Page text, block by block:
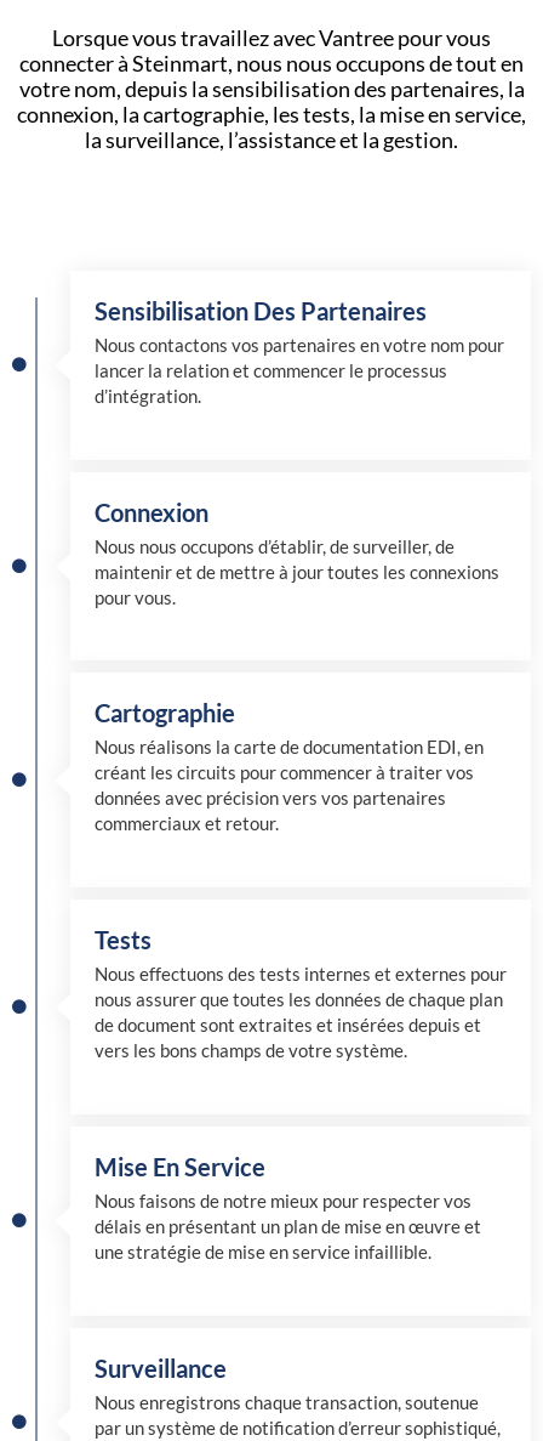
Lorsque vous travaillez avec Vantree pour vous
connecter à Steinmart, nous nous occupons de tout en
votre nom, depuis la sensibilisation des partenaires, la
connexion, la cartographie, les tests, la mise en service,
la surveillance, l’assistance et la gestion.
Sensibilisation Des Partenaires
Nous contactons vos partenaires en votre nom pour
lancer la relation et commencer le processus
d’intégration.
Connexion
Nous nous occupons d’établir, de surveiller, de
maintenir et de mettre à jour toutes les connexions
pour vous.
Cartographie
Nous réalisons la carte de documentation EDI, en
créant les circuits pour commencer à traiter vos
données avec précision vers vos partenaires
commerciaux et retour.
Tests
Nous effectuons des tests internes et externes pour
nous assurer que toutes les données de chaque plan
de document sont extraites et insérées depuis et
vers les bons champs de votre système.
Mise En Service
Nous faisons de notre mieux pour respecter vos
délais en présentant un plan de mise en œuvre et
une stratégie de mise en service infaillible.
Surveillance
Nous enregistrons chaque transaction, soutenue
par un système de notification d’erreur sophistiqué,